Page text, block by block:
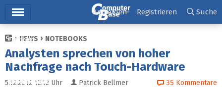
Ticker
Tests
Downloads
Anmelden Registrieren Suche
NEWS NOTEBOOKS
Analysten sprechen von hoher
Nachfrage nach Touch-Hardware
5.12.2012 12:12 Uhr Patrick Bellmer 35 Kommentare